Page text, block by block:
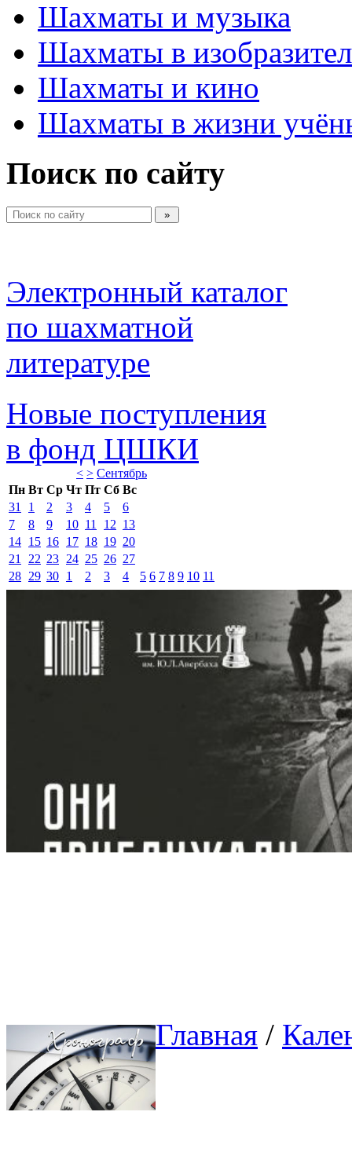
Шахматы и музыка
Шахматы в
Шахматы и кино
Шахматы в жизни
Поиск по сайту
Электронный каталог
по шахматной
литературе
Новые поступления
в фонд ЦШКИ
< > Сентябрь
Пн Вт Ср Чт Пт Сб Вс
31
1 2 3 4 5
6
7
8 9 10 11 12 13
14 15 16 17 18 19 20
21
22 23 24 25 26 27
28 29 30 1 2 3 4 5 6 7 8 9 10 11
Главная /